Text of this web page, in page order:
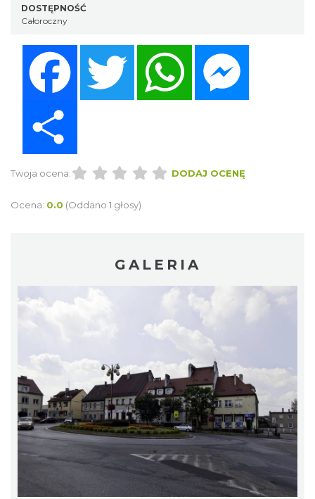
DOSTĘPNOŚĆ
Całoroczny
Twitter WhatsApp
Twoja ocena: DODAJ OCENĘ
Ocena: 0.0 (Oddano 1 głosy)
GALERIA